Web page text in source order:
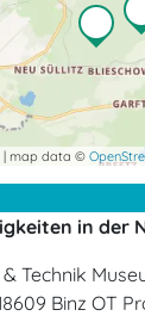
| map data ©
in der
Technik
Binz OT